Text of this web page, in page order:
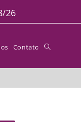
26
Contato